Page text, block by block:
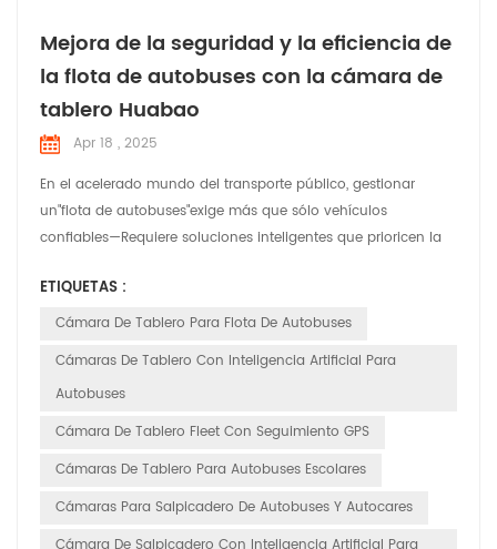
Mejora de la seguridad y la eficiencia de
la flota de autobuses con la cámara de
tablero Huabao
Apr 18 , 2025
En el acelerado mundo del transporte público, gestionar
un"flota de autobuses"exige más que sólo vehículos
confiables—Requiere soluciones inteligentes que prioricen la
operativa."Cámara de tablero Huabao", una tecnología de
vanguardia"Cámara de tablero para flota de autobuses"
operadores de ...
ETIQUETAS :
Cámara De Tablero Para Flota De Autobuses
Cámaras De Tablero Con Inteligencia Artificial Para
Autobuses
Cámara De Tablero Fleet Con Seguimiento GPS
Cámaras De Tablero Para Autobuses Escolares
Cámaras Para Salpicadero De Autobuses Y Autocares